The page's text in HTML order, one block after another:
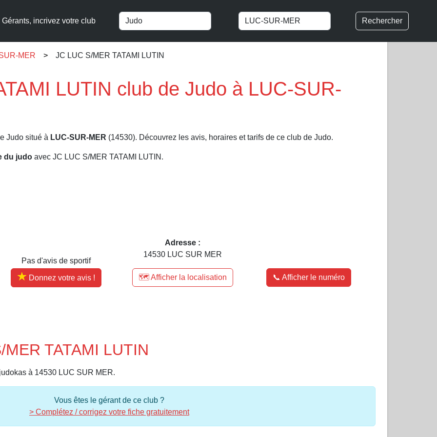
Gérants, incrivez votre club Rechercher
MER JC LUC S/MER TATAMI LUTIN
LUTIN club de Judo à LUC-SUR-
Judo situé à LUC-SUR-MER (14530). Découvrez les avis, horaires et tarifs de ce club de Judo.
du judo avec JC LUC S/MER TATAMI LUTIN.
Pas d'avis de sportif
Donnez votre avis !
Adresse :
14530 LUC SUR MER
🗺️ Afficher la localisation 📞 Afficher le numéro
TATAMI LUTIN
à 14530 LUC SUR MER.
Vous êtes le gérant de ce club ?
> Complétez / corrigez votre fiche gratuitement